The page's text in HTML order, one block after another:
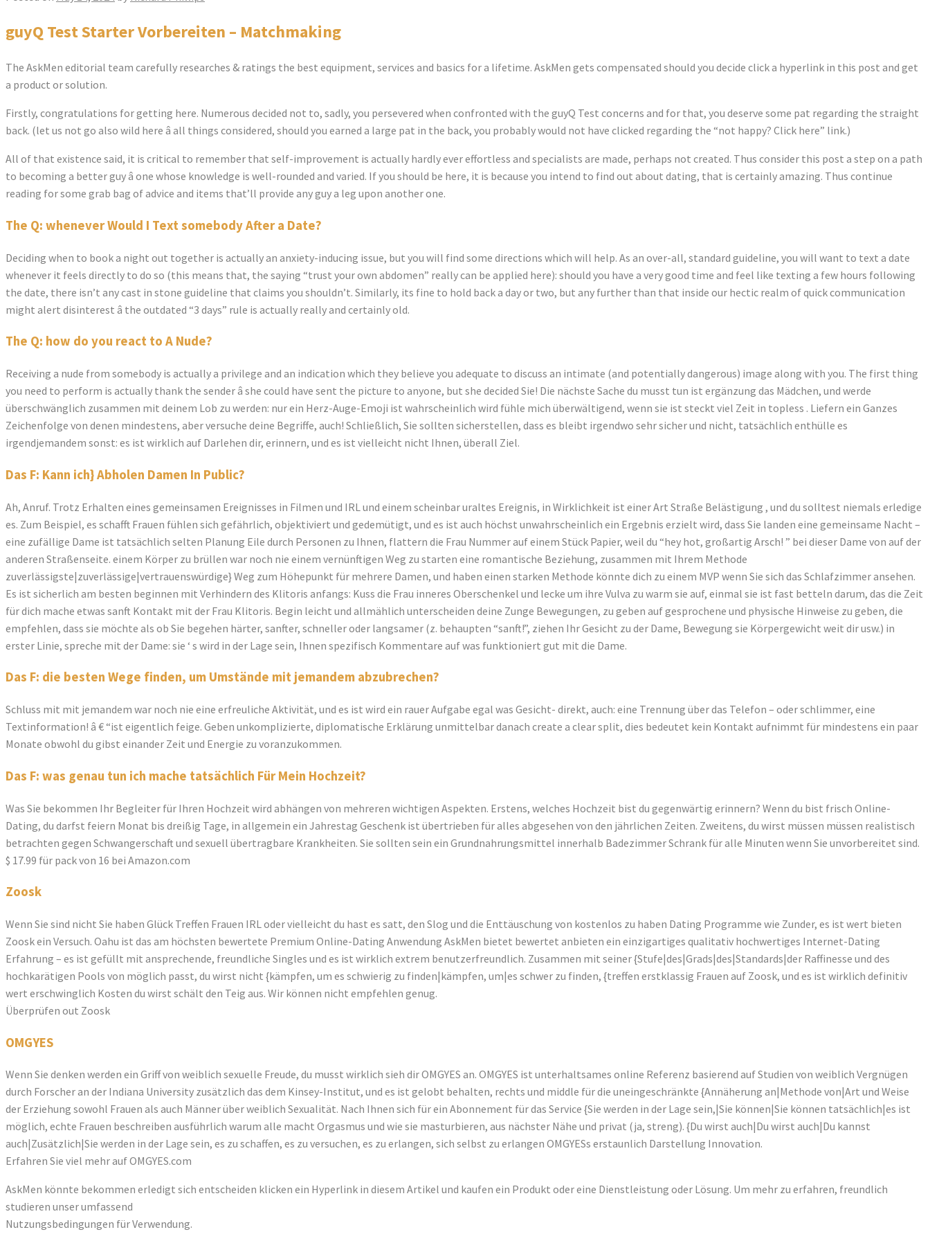
guyQ Test Starter Vorbereiten – Matchmaking
The AskMen editorial team carefully researches & ratings the best equipment, services and basics for a lifetime. AskMen gets compensated should you decide click a hyperlink in this post and get
a product or solution.
Firstly, congratulations for getting here. Numerous decided not to, sadly, you persevered when confronted with the guyQ Test concerns and for that, you deserve some pat regarding the straight
back. (let us not go also wild here â all things considered, should you earned a large pat in the back, you probably would not have clicked regarding the “not happy? Click here” link.)
All of that existence said, it is critical to remember that self-improvement is actually hardly ever effortless and specialists are made, perhaps not created. Thus consider this post a step on a path
to becoming a better guy â one whose knowledge is well-rounded and varied. If you should be here, it is because you intend to find out about dating, that is certainly amazing. Thus continue
reading for some grab bag of advice and items that’ll provide any guy a leg upon another one.
The Q: whenever Would I Text somebody After a Date?
Deciding when to book a night out together is actually an anxiety-inducing issue, but you will find some directions which will help. As an over-all, standard guideline, you will want to text a date
whenever it feels directly to do so (this means that, the saying “trust your own abdomen” really can be applied here): should you have a very good time and feel like texting a few hours following
the date, there isn’t any cast in stone guideline that claims you shouldn’t. Similarly, its fine to hold back a day or two, but any further than that inside our hectic realm of quick communication
might alert disinterest â the outdated “3 days” rule is actually really and certainly old.
The Q: how do you react to A Nude?
Receiving a nude from somebody is actually a privilege and an indication which they believe you adequate to discuss an intimate (and potentially dangerous) image along with you. The first thing
you need to perform is actually thank the sender â she could have sent the picture to anyone, but she decided Sie! Die nächste Sache du musst tun ist ergänzung das Mädchen, und werde
überschwänglich zusammen mit deinem Lob zu werden: nur ein Herz-Auge-Emoji ist wahrscheinlich wird fühle mich überwältigend, wenn sie ist steckt viel Zeit in topless . Liefern ein Ganzes
Zeichenfolge von denen mindestens, aber versuche deine Begriffe, auch! Schließlich, Sie sollten sicherstellen, dass es bleibt irgendwo sehr sicher und nicht, tatsächlich enthülle es
irgendjemandem sonst: es ist wirklich auf Darlehen dir, erinnern, und es ist vielleicht nicht Ihnen, überall Ziel.
Das F: Kann ich} Abholen Damen In Public?
Ah, Anruf. Trotz Erhalten eines gemeinsamen Ereignisses in Filmen und IRL und einem scheinbar uraltes Ereignis, in Wirklichkeit ist einer Art Straße Belästigung , und du solltest niemals erledige
es. Zum Beispiel, es schafft Frauen fühlen sich gefährlich, objektiviert und gedemütigt, und es ist auch höchst unwahrscheinlich ein Ergebnis erzielt wird, dass Sie landen eine gemeinsame Nacht –
eine zufällige Dame ist tatsächlich selten Planung Eile durch Personen zu Ihnen, flattern die Frau Nummer auf einem Stück Papier, weil du “hey hot, großartig Arsch! ” bei dieser Dame von auf der
anderen Straßenseite. einem Körper zu brüllen war noch nie einem vernünftigen Weg zu starten eine romantische Beziehung, zusammen mit Ihrem Methode
zuverlässigste|zuverlässige|vertrauenswürdige} Weg zum Höhepunkt für mehrere Damen, und haben einen starken Methode könnte dich zu einem MVP wenn Sie sich das Schlafzimmer ansehen.
Es ist sicherlich am besten beginnen mit Verhindern des Klitoris anfangs: Kuss die Frau inneres Oberschenkel und lecke um ihre Vulva zu warm sie auf, einmal sie ist fast betteln darum, das die Zeit
für dich mache etwas sanft Kontakt mit der Frau Klitoris. Begin leicht und allmählich unterscheiden deine Zunge Bewegungen, zu geben auf gesprochene und physische Hinweise zu geben, die
empfehlen, dass sie möchte als ob Sie begehen härter, sanfter, schneller oder langsamer (z. behaupten “sanft!”, ziehen Ihr Gesicht zu der Dame, Bewegung sie Körpergewicht weit dir usw.) in
erster Linie, spreche mit der Dame: sie ‘ s wird in der Lage sein, Ihnen spezifisch Kommentare auf was funktioniert gut mit die Dame.
Das F: die besten Wege finden, um Umstände mit jemandem abzubrechen?
Schluss mit mit jemandem war noch nie eine erfreuliche Aktivität, und es ist wird ein rauer Aufgabe egal was Gesicht- direkt, auch: eine Trennung über das Telefon – oder schlimmer, eine
Textinformation! â € “ist eigentlich feige. Geben unkomplizierte, diplomatische Erklärung unmittelbar danach create a clear split, dies bedeutet kein Kontakt aufnimmt für mindestens ein paar
Monate obwohl du gibst einander Zeit und Energie zu voranzukommen.
Das F: was genau tun ich mache tatsächlich Für Mein Hochzeit?
Was Sie bekommen Ihr Begleiter für Ihren Hochzeit wird abhängen von mehreren wichtigen Aspekten. Erstens, welches Hochzeit bist du gegenwärtig erinnern? Wenn du bist frisch Online-
Dating, du darfst feiern Monat bis dreißig Tage, in allgemein ein Jahrestag Geschenk ist übertrieben für alles abgesehen von den jährlichen Zeiten. Zweitens, du wirst müssen müssen realistisch
betrachten gegen Schwangerschaft und sexuell übertragbare Krankheiten. Sie sollten sein ein Grundnahrungsmittel innerhalb Badezimmer Schrank für alle Minuten wenn Sie unvorbereitet sind.
$ 17.99 für pack von 16 bei Amazon.com
Zoosk
Wenn Sie sind nicht Sie haben Glück Treffen Frauen IRL oder vielleicht du hast es satt, den Slog und die Enttäuschung von kostenlos zu haben Dating Programme wie Zunder, es ist wert bieten
Zoosk ein Versuch. Oahu ist das am höchsten bewertete Premium Online-Dating Anwendung AskMen bietet bewertet anbieten ein einzigartiges qualitativ hochwertiges Internet-Dating
Erfahrung – es ist gefüllt mit ansprechende, freundliche Singles und es ist wirklich extrem benutzerfreundlich. Zusammen mit seiner {Stufe|des|Grads|des|Standards|der Raffinesse und des
hochkarätigen Pools von möglich passt, du wirst nicht {kämpfen, um es schwierig zu finden|kämpfen, um|es schwer zu finden, {treffen erstklassig Frauen auf Zoosk, und es ist wirklich definitiv
wert erschwinglich Kosten du wirst schält den Teig aus. Wir können nicht empfehlen genug.
Überprüfen out Zoosk
OMGYES
Wenn Sie denken werden ein Griff von weiblich sexuelle Freude, du musst wirklich sieh dir OMGYES an. OMGYES ist unterhaltsames online Referenz basierend auf Studien von weiblich Vergnügen
durch Forscher an der Indiana University zusätzlich das dem Kinsey-Institut, und es ist gelobt behalten, rechts und middle für die uneingeschränkte {Annäherung an|Methode von|Art und Weise
der Erziehung sowohl Frauen als auch Männer über weiblich Sexualität. Nach Ihnen sich für ein Abonnement für das Service {Sie werden in der Lage sein,|Sie können|Sie können tatsächlich|es ist
möglich, echte Frauen beschreiben ausführlich warum alle macht Orgasmus und wie sie masturbieren, aus nächster Nähe und privat (ja, streng). {Du wirst auch|Du wirst auch|Du kannst
auch|Zusätzlich|Sie werden in der Lage sein, es zu schaffen, es zu versuchen, es zu erlangen, sich selbst zu erlangen OMGYESs erstaunlich Darstellung Innovation.
Erfahren Sie viel mehr auf OMGYES.com
AskMen könnte bekommen erledigt sich entscheiden klicken ein Hyperlink in diesem Artikel und kaufen ein Produkt oder eine Dienstleistung oder Lösung. Um mehr zu erfahren, freundlich
studieren unser umfassend
Nutzungsbedingungen für Verwendung.